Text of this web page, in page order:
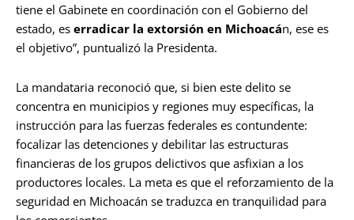
tiene el Gabinete en coordinación con el Gobierno del
estado, es erradicar la extorsión en Michoacán, ese es
el objetivo”, puntualizó la Presidenta.
La mandataria reconoció que, si bien este delito se
concentra en municipios y regiones muy específicas, la
instrucción para las fuerzas federales es contundente:
focalizar las detenciones y debilitar las estructuras
financieras de los grupos delictivos que asfixian a los
productores locales. La meta es que el reforzamiento de la
seguridad en Michoacán se traduzca en tranquilidad para